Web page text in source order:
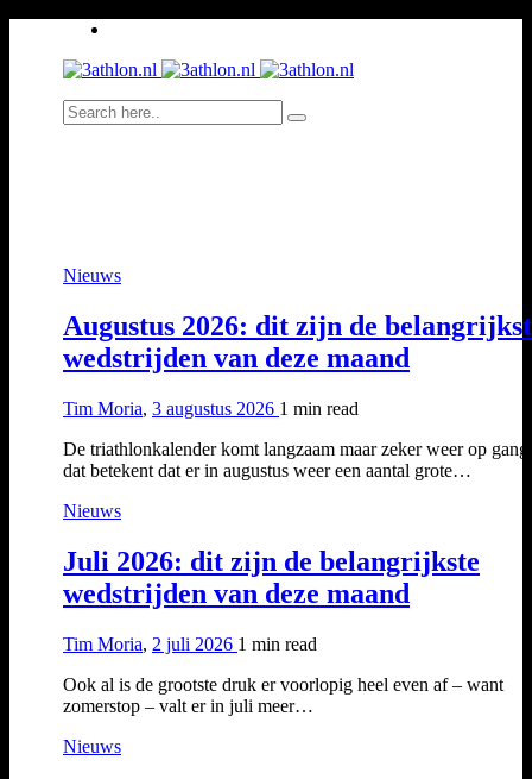
Nieuws
Augustus 2026: dit zijn de
wedstrijden van deze maand
Tim Moria, 3 augustus 2026 1 min read
De triathlonkalender komt langzaam maar zeker weer op gang
dat betekent dat er in augustus weer een aantal grote…
Nieuws
Juli 2026: dit zijn de belangrijkste
wedstrijden van deze maand
Tim Moria, 2 juli 2026 1 min read
Ook al is de grootste druk er voorlopig heel even af – want
zomerstop – valt er in juli meer…
Nieuws